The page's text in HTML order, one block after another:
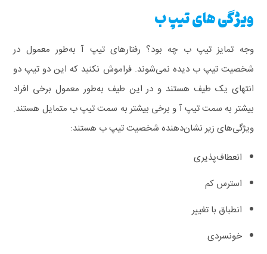
ویژگی های تیپ ب
وجه تمایز تیپ ب چه بود؟ رفتارهای تیپ آ به‌طور معمول در
شخصیت تیپ ب دیده نمی‌شوند. فراموش نکنید که این دو تیپ دو
انتهای یک طیف هستند و در این طیف به‌طور معمول برخی افراد
بیشتر به سمت تیپ آ و برخی بیشتر به سمت تیپ ب متمایل هستند.
ویژگی‌های زیر نشان‌دهنده شخصیت تیپ ب هستند:
انعطاف‌پذیری
استرس کم
انطباق با تغییر
خونسردی